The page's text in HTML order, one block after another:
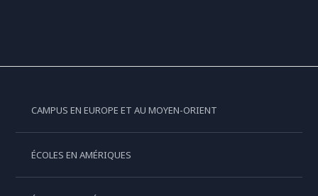
CAMPUS EN EUROPE ET AU MOYEN-ORIENT
ÉCOLES EN AMÉRIQUES